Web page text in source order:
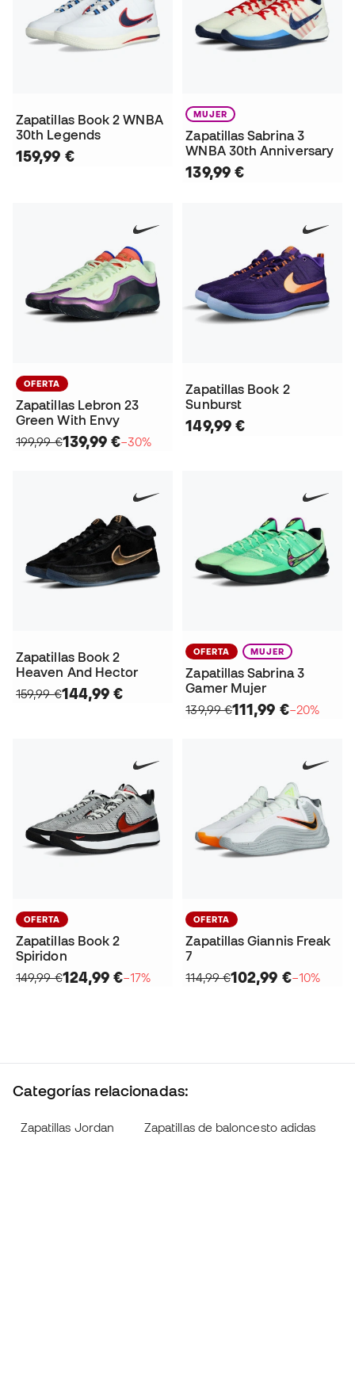
Zapatillas Book 2 WNBA
30th Legends
159,99 €
MUJER
Zapatillas Sabrina 3
WNBA 30th Anniversary
139,99 €
OFERTA
Zapatillas Lebron 23
Green With Envy
199,99 €139,99 €−30%
Zapatillas Book 2
Sunburst
149,99 €
Zapatillas Book 2
Heaven And Hector
159,99 €144,99 €
OFERTA MUJER
Zapatillas Sabrina 3
Gamer Mujer
139,99 €111,99 €−20%
OFERTA
Zapatillas Book 2
Spiridon
149,99 €124,99 €−17%
OFERTA
Zapatillas Giannis Freak
7
114,99 €102,99 €−10%
Categorías relacionadas:
Zapatillas Jordan Zapatillas de baloncesto adidas